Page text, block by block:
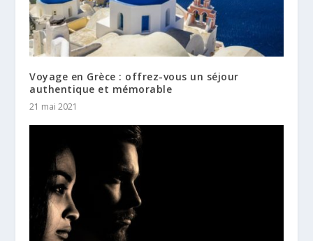
Voyage en Grèce : offrez-vous un séjour
authentique et mémorable
21 mai 2021